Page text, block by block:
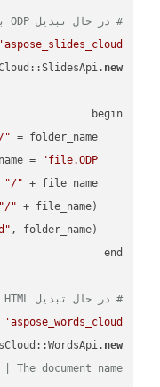
# در حال تبدیل ODP به HTML
'aspose_slides_cloud'
new
    folder_name =
"
    file_name =
"file.ODP"
    out_path =
"/"
"/"
# در حال تبدیل HTML به RTF
'aspose_words_cloud'
new
document name.